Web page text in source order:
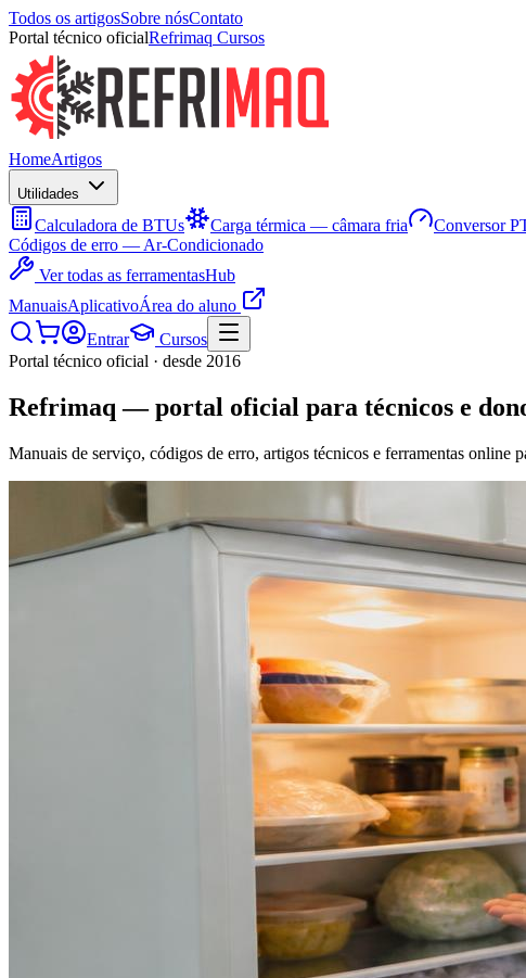
Todos os artigosSobre nósContato
Portal técnico oficialRefrimaq Cursos
HomeArtigos
Utilidades
Calculadora de BTUs Carga térmica — câmara fria Conversor
Códigos de erro — Ar-Condicionado
Ver todas as ferramentasHub
ManuaisAplicativoÁrea do aluno
Entrar
Cursos
Portal técnico oficial · desde 2016
Refrimaq — portal oficial para técnicos e
Manuais de serviço, códigos de erro, artigos técnicos e ferramentas online